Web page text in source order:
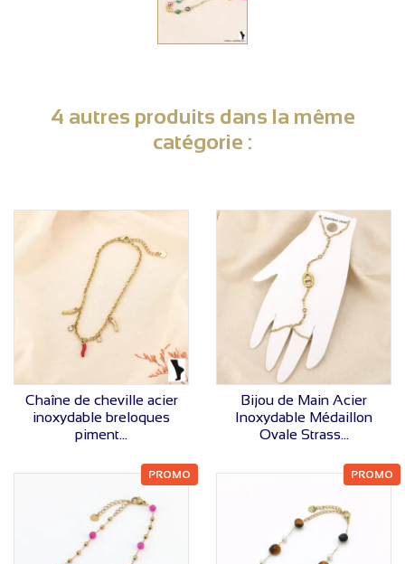
4 autres produits dans la même
catégorie :
VOIR LE PRIX
Chaîne de cheville acier
inoxydable breloques
piment...
VOIR LE PRIX
Bijou de Main Acier
Inoxydable Médaillon
Ovale Strass...
PROMO PROMO